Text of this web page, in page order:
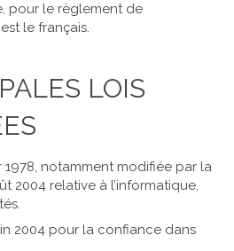
pour le règlement de
le français.
LOIS
1978, notamment modifiée par la
2004 relative à l’informatique,
2004 pour la confiance dans